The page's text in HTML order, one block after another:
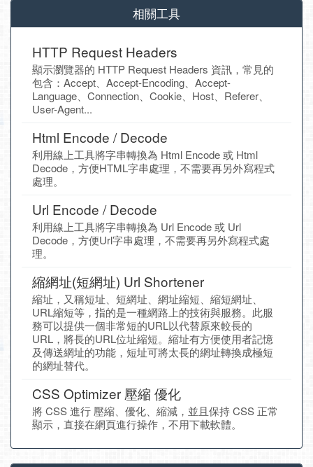
相關工具
HTTP Request Headers
顯示瀏覽器的 HTTP Request Headers 資訊，常見的
包含：Accept、Accept-Encoding、Accept-
Language、Connection、Cookie、Host、Referer、
User-Agent...
Html Encode / Decode
利用線上工具將字串轉換為 Html Encode 或 Html
Decode，方便HTML字串處理，不需要再另外寫程式
處理。
Url Encode / Decode
利用線上工具將字串轉換為 Url Encode 或 Url
Decode，方便Url字串處理，不需要再另外寫程式處
理。
縮網址(短網址) Url Shortener
縮址，又稱短址、短網址、網址縮短、縮短網址、
URL縮短等，指的是一種網路上的技術與服務。此服
務可以提供一個非常短的URL以代替原來較長的
URL，將長的URL位址縮短。縮址有方便使用者記憶
及傳送網址的功能，短址可將太長的網址轉換成極短
的網址替代。
CSS Optimizer 壓縮 優化
將 CSS 進行 壓縮、優化、縮減，並且保持 CSS 正常
顯示，直接在網頁進行操作，不用下載軟體。